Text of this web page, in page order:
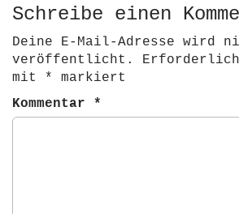
t
n
a
v
i
g
Schreibe einen
Deine E-Mail-Adresse wird
veröffentlicht.
mit
*
markiert
Kommentar *